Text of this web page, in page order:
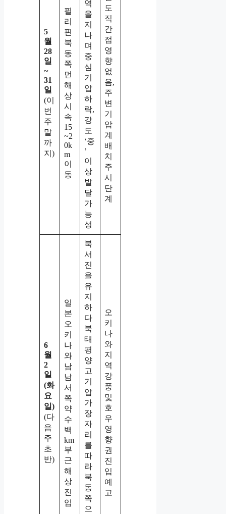
5
월
28
일
~
31
일
(이
번
주
말
까
지)
필
리
핀
북
동
쪽
먼
해
상
시
속
15
~2
0k
m
이
동
역
을
지
나
며
중
심
기
압
하
락,
강
도
‘중
’
이
상
발
달
가
능
성
도
직
간
접
영
향
없
음,
주
변
기
압
계
배
치
주
시
단
계
6
월
2
일
(화
요
일)
(다
음
주
초
반)
일
본
오
키
나
와
남
남
서
쪽
약
수
백
km
부
근
해
상
진
입
북
서
진
을
유
지
하
다
북
태
평
양
고
기
압
가
장
자
리
를
따
라
북
동
쪽
으
오
키
나
와
지
역
강
풍
및
호
우
영
향
권
진
입
예
고